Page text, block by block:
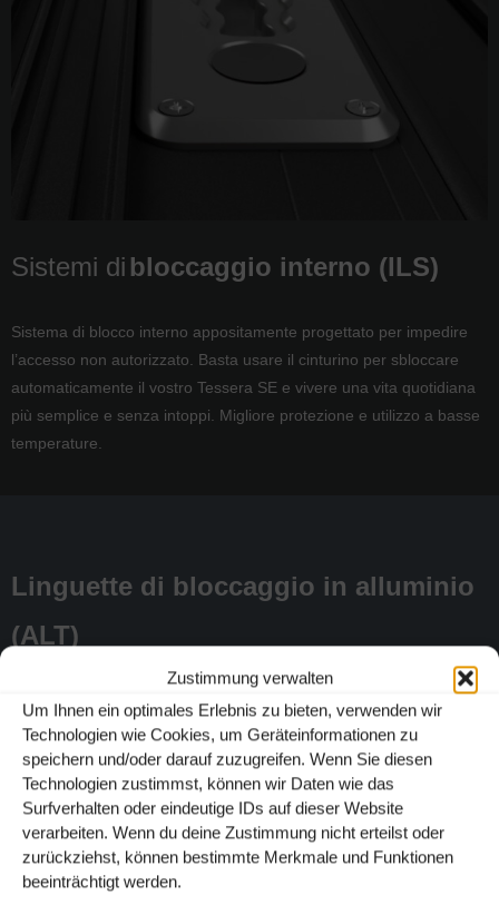
Zustimmung verwalten
Um Ihnen ein optimales Erlebnis zu bieten, verwenden wir
Technologien wie Cookies, um Geräteinformationen zu
speichern und/oder darauf zuzugreifen. Wenn Sie diesen
Technologien zustimmst, können wir Daten wie das
Surfverhalten oder eindeutige IDs auf dieser Website
verarbeiten. Wenn du deine Zustimmung nicht erteilst oder
zurückziehst, können bestimmte Merkmale und Funktionen
beeinträchtigt werden.
Sistemi di bloccaggio interno (ILS)
Sistema di blocco interno appositamente progettato per impedire
l’accesso non autorizzato. Basta usare il cinturino per sbloccare
automaticamente il vostro Tessera SE e vivere una vita quotidiana
più semplice e senza intoppi. Migliore protezione e utilizzo a basse
temperature.
Linguette di bloccaggio in alluminio
(ALT)
L’unica con linguette di bloccaggio in “ALLUMINIO AUTOMATICO”
per una sicurezza ottimale (senza plastica) del carico.